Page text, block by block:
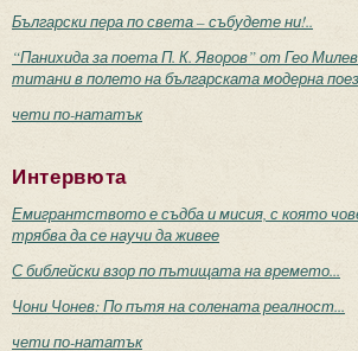
Български пера по света – събудете ни!..
“Панихида за поета П. К. Яворов” от Гео
титани в полето на българската модерна
чети по-нататък
Интервюта
Емигрантството е съдба и мисия, с която
трябва да се научи да живее
С библейски взор по пътищата на времето...
Чони Чонев: По пътя на солената реалност...
чети по-нататък